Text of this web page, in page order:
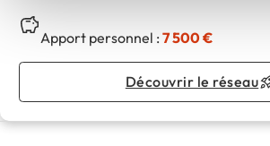
Apport personnel :7 500 €
Découvrir le réseau